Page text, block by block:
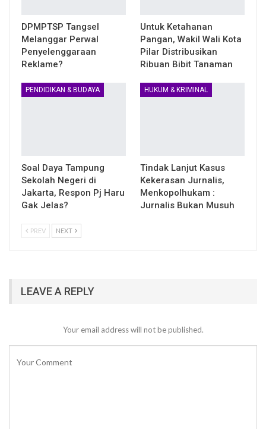
DPMPTSP Tangsel
Melanggar Perwal
Penyelenggaraan
Reklame?
Untuk Ketahanan
Pangan, Wakil Wali Kota
Pilar Distribusikan
Ribuan Bibit Tanaman
PENDIDIKAN & BUDAYA
Soal Daya Tampung
Sekolah Negeri di
Jakarta, Respon Pj Haru
Gak Jelas?
HUKUM & KRIMINAL
Tindak Lanjut Kasus
Kekerasan Jurnalis,
Menkopolhukam :
Jurnalis Bukan Musuh
PREV NEXT
LEAVE A REPLY
Your email address will not be published.